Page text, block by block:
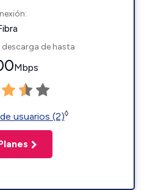
de hasta
Mbps
usuarios (2)◊